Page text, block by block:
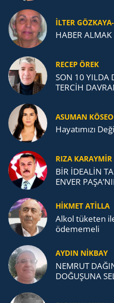
İLTER
HABER ALMAK
RECEP ÖREK
SON 10 YILDA
TERCİH
ASUMAN
Ha­ya­tı­mı­zı
RIZA KARAYMIR
BİR İDEALİN
ENVER
TEŞKİLATI’NA
HİKMET ATİLLA
Alkol tü­ke­ten
öde­me­me­li
AYDIN NİKBAY
NEMRUT
DOĞUŞUNA